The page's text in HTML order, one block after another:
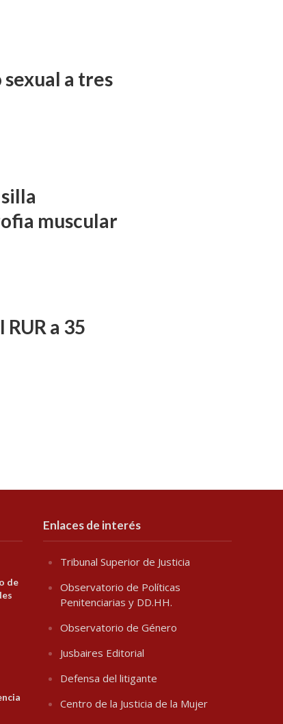
a tres
muscular
a 35
de
Enlaces de interés
Tribunal Superior de Justicia
Observatorio de Políticas
Penitenciarias y DD.HH.
Observatorio de Género
Jusbaires Editorial
Defensa del litigante
Centro de la Justicia de la Mujer